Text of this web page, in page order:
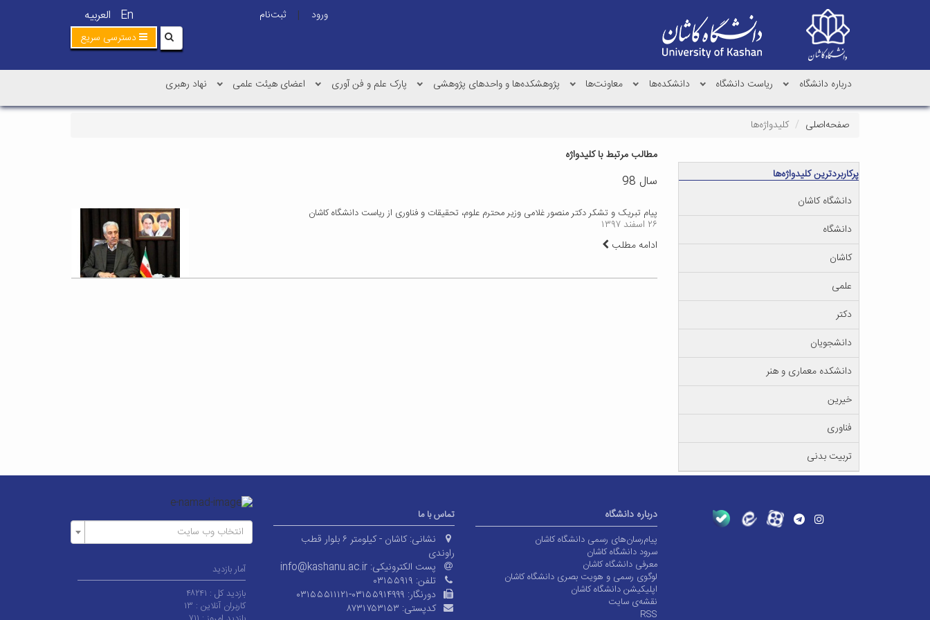
En العربیه ورود |
ثبت‌نام
دسترسی سریع
درباره دانشگاه ریاست دانشگاه دانشکده‌ها معاونت‌ها پژوهشکده‌ها و واحدهای پژوهشی پارک علم و فن آوری اعضای هیئت علمی نهاد رهبری
صفحه‌اصلی
کلیدواژه‌ها
مطالب مرتبط با کلیدواژه
سال 98
پیام تبریک و تشکر دکتر منصور غلامی وزیر محترم علوم، تحقیقات و فناوری از ریاست دانشگاه کاشان
۲۶ اسفند ۱۳۹۷
ادامه مطلب
پرکاربردترین کلیدواژه‌ها
دانشگاه کاشان
دانشگاه
کاشان
علمی
دکتر
دانشجویان
دانشکده معماری و هنر
خیرین
فناوری
تربیت بدنی
درباره دانشگاه
پیام‌رسان‌های رسمی دانشگاه کاشان
سرود دانشگاه کاشان
معرفی دانشگاه کاشان
لوگوی رسمی و هویت بصری دانشگاه کاشان
اپلیکیشن دانشگاه کاشان
نقشه‌ی سایت
RSS
تماس با ما
نشانی:
کاشان - کیلومتر ۶ بلوار قطب
راوندی
پست الکترونیکی: info@kashanu.ac.ir
تلفن: ۰۳۱۵۵۹۱۹
دورنگار: ۰۳۱۵۵۵۱۱۱۲۱-۰۳۱۵۵۹۱۴۹۹۹
کدپستی: ۸۷۳۱۷۵۳۱۵۳
انتخاب وب سایت
آمار بازدید
بازدید کل : ۴۸۲۴۱
کاربران آنلاین : ۱۳